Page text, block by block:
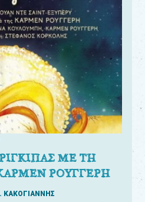
ΜΕ ΤΗ
ΡΟΥΓΓΕΡΗ
ΚΑΚΟΓΙΑΝΝΗΣ